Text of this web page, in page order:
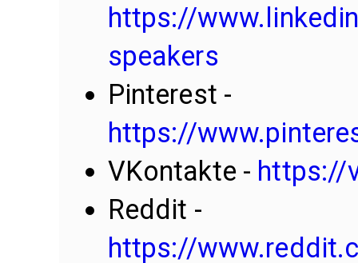
https://
speakers
Pinterest -
https://
VKontakte - https://
Reddit -
https://